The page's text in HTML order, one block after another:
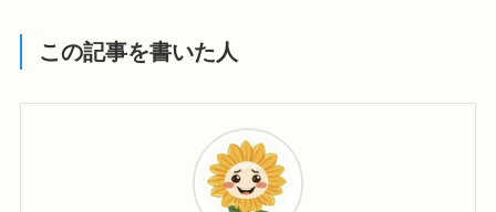
この記事を書いた人